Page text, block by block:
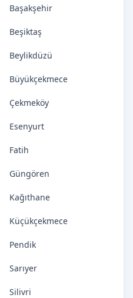
Başakşehir
Beşiktaş
Beylikdüzü
Büyükçekmece
Çekmeköy
Esenyurt
Fatih
Güngören
Kağıthane
Küçükçekmece
Pendik
Sarıyer
Silivri